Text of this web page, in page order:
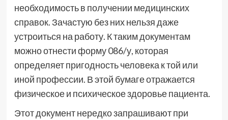
необходимость в получении медицинских
справок. Зачастую без них нельзя даже
устроиться на работу. К таким документам
можно отнести форму 086/у, которая
определяет пригодность человека к той или
иной профессии. В этой бумаге отражается
физическое и психическое здоровье пациента.
Этот документ нередко запрашивают при